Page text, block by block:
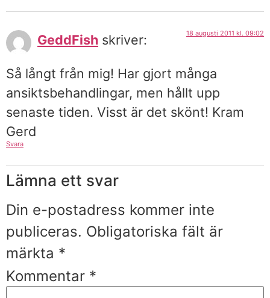
GeddFish skriver: 18 augusti 2011 kl. 09:02
Så långt från mig! Har gjort många
ansiktsbehandlingar, men hållt upp
senaste tiden. Visst är det skönt! Kram
Gerd
Svara
Lämna ett svar
Din e-postadress kommer inte
publiceras. Obligatoriska fält är
märkta *
Kommentar *